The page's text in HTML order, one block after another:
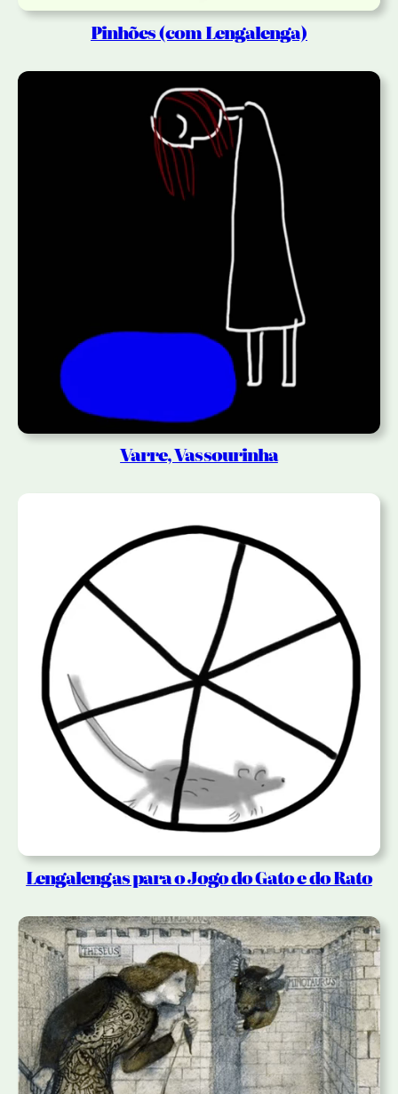
Pinhões (com Lengalenga)
Varre, Vassourinha
Lengalengas para o Jogo do Gato e do Rato